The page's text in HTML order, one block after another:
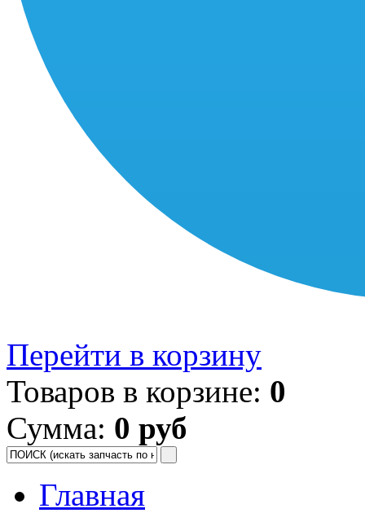
Перейти в корзину
Товаров в корзине: 0
Сумма: 0 руб
Главная